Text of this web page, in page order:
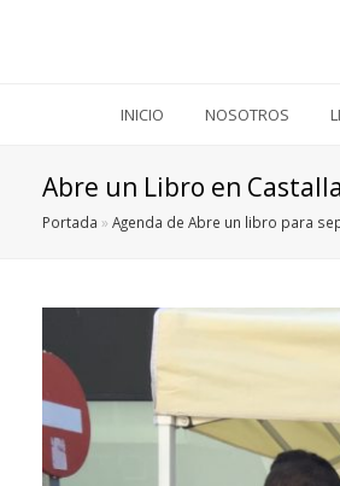
INICIO NOSOTROS
Abre un Libro en Castalla
Portada » Agenda de Abre un libro para